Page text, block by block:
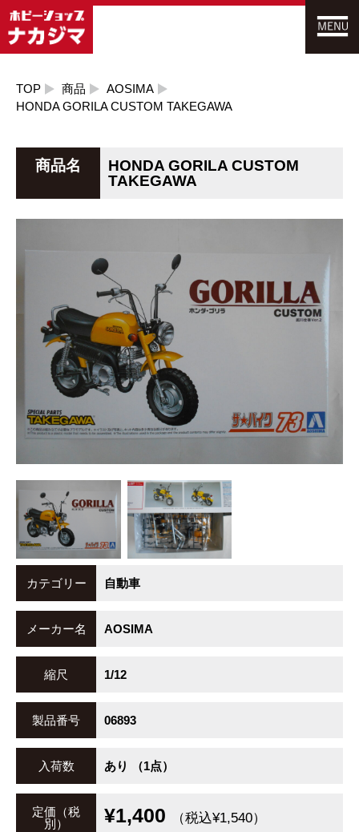
TOP 商品
AOSIMA
HONDA GORILA CUSTOM TAKEGAWA
商品名
HONDA GORILA CUSTOM
TAKEGAWA
カテゴリー 自動車
メーカー名 AOSIMA
縮尺 1/12
製品番号 06893
入荷数 あり （1点）
定価（税
別）
¥1,400 （税込¥1,540）